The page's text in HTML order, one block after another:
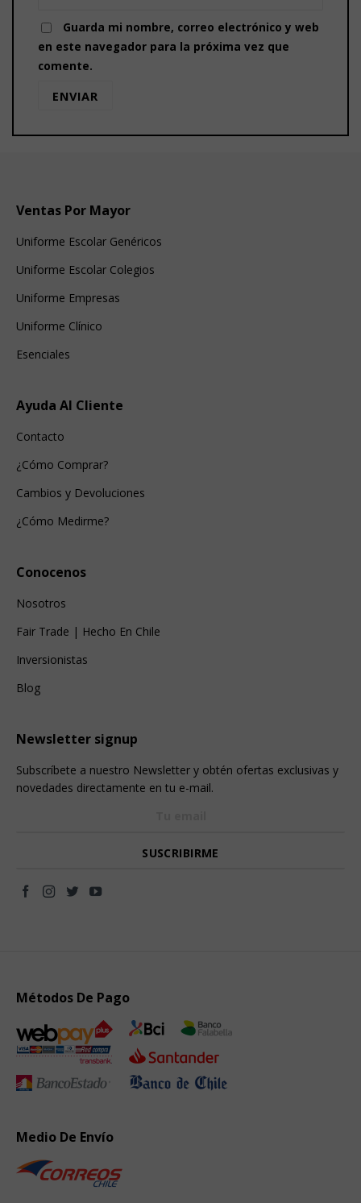
Guarda mi nombre, correo electrónico y web
en este navegador para la próxima vez que
comente.
Ventas Por Mayor
Uniforme Escolar Genéricos
Uniforme Escolar Colegios
Uniforme Empresas
Uniforme Clínico
Esenciales
Ayuda Al Cliente
Contacto
¿Cómo Comprar?
Cambios y Devoluciones
¿Cómo Medirme?
Conocenos
Nosotros
Fair Trade | Hecho En Chile
Inversionistas
Blog
Newsletter signup
Subscríbete a nuestro Newsletter y obtén ofertas exclusivas y
novedades directamente en tu e-mail.
Métodos De Pago
Medio De Envío